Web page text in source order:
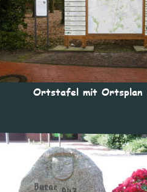
Ortstafel mit Ortsplan